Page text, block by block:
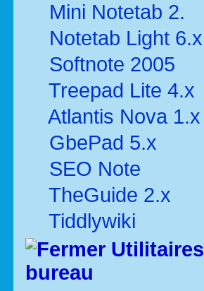
Mini Notetab 2.
Notetab Light 6.x
Softnote 2005
Treepad Lite 4.x
Atlantis Nova 1.x
GbePad 5.x
SEO Note
TheGuide 2.x
Tiddlywiki
Utilitaires
bureau